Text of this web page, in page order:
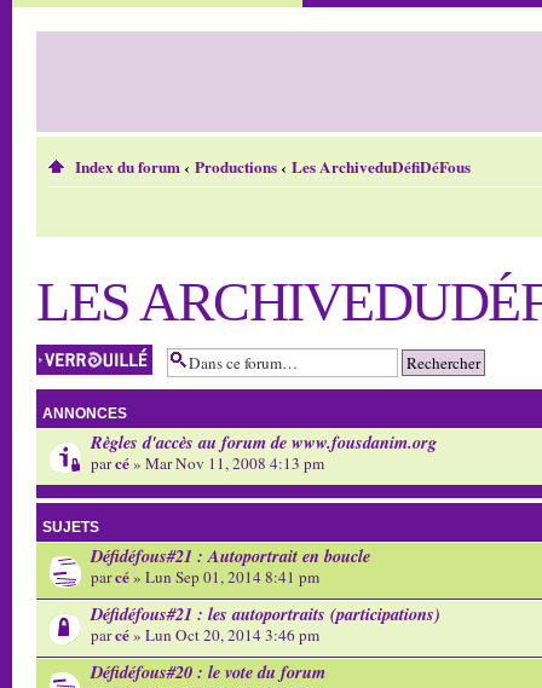
Index du forum‹ Productions‹ Les ArchiveduDéfiDéFous
LES
Forum verrouillé
ANNONCES
Règles d'accès au forum de www.fousdanim.org
parcé» Mar Nov 11, 2008 4:13 pm
SUJETS
Défidéfous#21 : Autoportrait en boucle
parcé» Lun Sep 01, 2014 8:41 pm
Défidéfous#21 : les autoportraits (participations)
parcé» Lun Oct 20, 2014 3:46 pm
Défidéfous#20 : le vote du forum